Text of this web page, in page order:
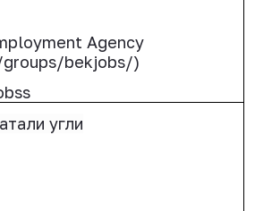
Agency
bekjobs/)
угли